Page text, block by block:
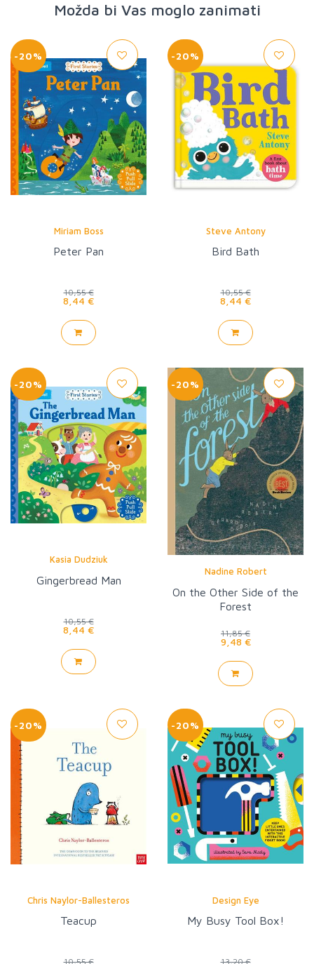
Možda bi Vas moglo zanimati
-20%
Miriam Boss
Peter Pan
10,55 €
8,44 €
-20%
Steve Antony
Bird Bath
10,55 €
8,44 €
-20%
Kasia Dudziuk
Gingerbread Man
10,55 €
8,44 €
-20%
Nadine Robert
On the Other Side of the
Forest
11,85 €
9,48 €
-20%
Chris Naylor-Ballesteros
Teacup
10,55 €
-20%
Design Eye
My Busy Tool Box!
13,20 €